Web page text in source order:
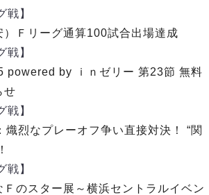
止選手
ール
ュート
ュート成功率
第2PK
命Ｆ２リーグ
命Ｆ１リーグ
海道
安
みだ
ックFC
田
う
ARENA
ABOUT US
戦】
）Ｆリーグ通算100試合出場達成
戦】
powered by ｉｎゼリー 第23節 無料
せ
戦】
烈なプレーオフ争い直接対決！ “関
戦】
Ｆのスター展～横浜セントラルイベン